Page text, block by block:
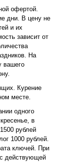
офертой.
дни. В цену не
и их
зависит от
На
вашего
Курение
месте.
одного
в
рублей
1000 рублей.
ключей. При
действующей